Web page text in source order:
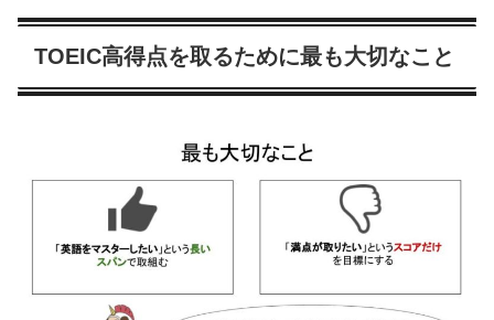
TOEIC高得点を取るために最も大切なこと